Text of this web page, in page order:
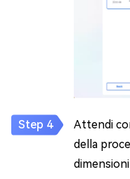
Attendi
della